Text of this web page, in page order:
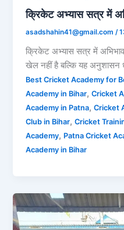
क्रिकेट अभ्यास सत्र में
asadshahin41@gmail.com/
क्रिकेट अभ्यास सत्र में
खेल नहीं है बल्कि यह अनुशासन
Best Cricket Academy for
Academy in Bihar,Cricket
Academy in Patna,Cricket
Club in Bihar,Cricket
Academy, Patna Cricket
Academy in Bihar